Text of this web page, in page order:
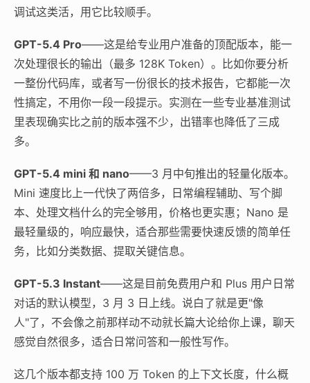
调试这类活，用它比较顺手。
GPT-5.4 Pro——这是给专业用户准备的顶配版本，能一
次处理很长的输出（最多 128K Token）。比如你要分析
一整份代码库，或者写一份很长的技术报告，它都能一次
性搞定，不用你一段一段提示。实测在一些专业基准测试
里表现确实比之前的版本强不少，出错率也降低了三成
多。
GPT-5.4 mini 和 nano——3 月中旬推出的轻量化版本。
Mini 速度比上一代快了两倍多，日常编程辅助、写个脚
本、处理文档什么的完全够用，价格也更实惠；Nano 是
最轻量级的，响应最快，适合那些需要快速反馈的简单任
务，比如分类数据、提取关键信息。
GPT-5.3 Instant——这是目前免费用户和 Plus 用户日常
对话的默认模型，3 月 3 日上线。说白了就是更"像
人"了，不会像之前那样动不动就长篇大论给你上课，聊天
感觉自然很多，适合日常问答和一般性写作。
这几个版本都支持 100 万 Token 的上下文长度，什么概